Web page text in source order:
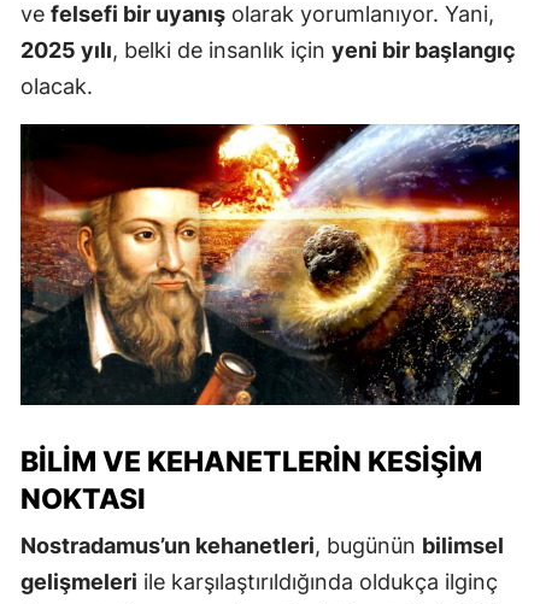
ve felsefi bir uyanış olarak yorumlanıyor. Yani,
2025 yılı, belki de insanlık için yeni bir başlangıç
olacak.
BILIM VE KEHANETLERIN KESIŞIM
NOKTASI
Nostradamus’un kehanetleri, bugünün bilimsel
gelişmeleri ile karşılaştırıldığında oldukça ilginç